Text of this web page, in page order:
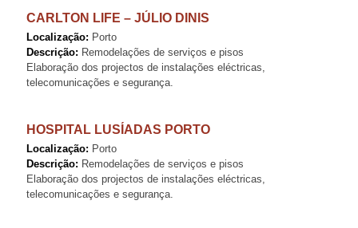
CARLTON LIFE – JÚLIO DINIS
Localização: Porto
Descrição: Remodelações de serviços e pisos
Elaboração dos projectos de instalações eléctricas,
telecomunicações e segurança.
HOSPITAL LUSÍADAS PORTO
Localização: Porto
Descrição: Remodelações de serviços e pisos
Elaboração dos projectos de instalações eléctricas,
telecomunicações e segurança.